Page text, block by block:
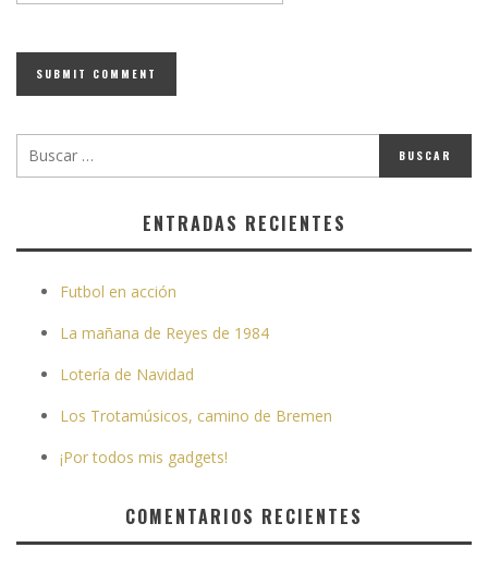
ENTRADAS RECIENTES
Futbol en acción
La mañana de Reyes de 1984
Lotería de Navidad
Los Trotamúsicos, camino de Bremen
¡Por todos mis gadgets!
COMENTARIOS RECIENTES